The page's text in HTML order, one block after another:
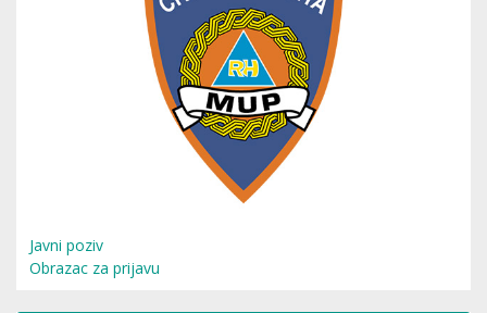
Javni poziv
Obrazac za prijavu